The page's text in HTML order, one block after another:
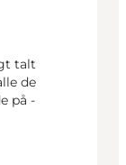
talt
de
på -